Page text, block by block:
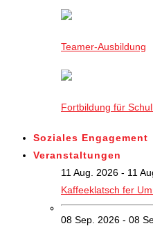
Teamer-Ausbildung
Fortbildung für
Soziales Engagement
Veranstaltungen
11 Aug. 2026 - 11
Kaffeeklatsch fer
08 Sep. 2026 - 08